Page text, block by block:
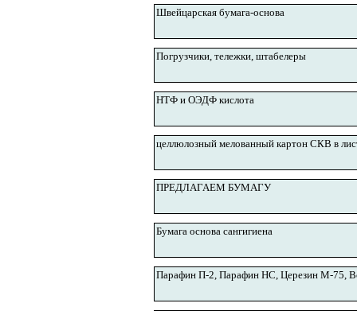
Швейцарская бумага-основа
Погрузчики, тележки, штабелеры
НТФ и ОЭДФ кислота
целлюлозный мелованный картон СКВ в
ПРЕДЛАГАЕМ БУМАГУ
Бумага основа сангигиена
Парафин П-2, Парафин НС, Церезин М-75,